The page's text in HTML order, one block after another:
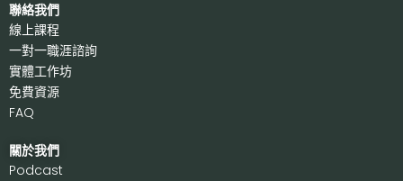
聯絡我們
線上課程
一對一職涯諮詢
實體工作坊
免費資源
FAQ
關於我們
Podcast